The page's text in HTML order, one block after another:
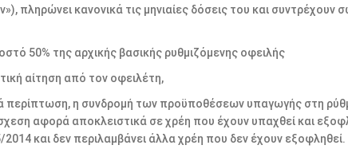
πληρώνει κανονικά τις μηνιαίες δόσεις του και συντρέχουν
50% της αρχικής βασικής ρυθμιζόμενης οφειλής
αίτηση από τον οφειλέτη,
περίπτωση, η συνδρομή των προϋποθέσεων υπαγωγής στη
αφορά αποκλειστικά σε χρέη που έχουν υπαχθεί και
2014 και δεν περιλαμβάνει άλλα χρέη που δεν έχουν εξοφληθεί.